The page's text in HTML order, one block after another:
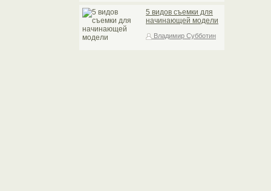
5 видов съемки для
начинающей модели
Владимир Субботин